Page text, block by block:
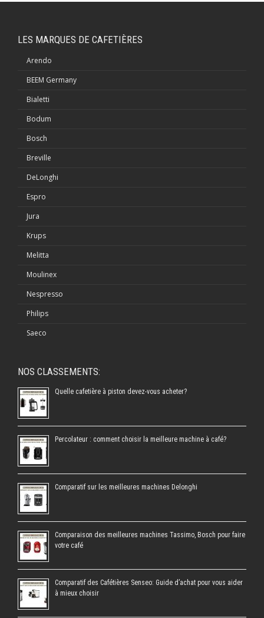
LES MARQUES DE CAFETIÈRES
Arendo
BEEM Germany
Bialetti
Bodum
Bosch
Breville
DeLonghi
Espro
Jura
Krups
Melitta
Moulinex
Nespresso
Philips
Saeco
NOS CLASSEMENTS:
Quelle cafetière à piston devez-vous acheter?
Percolateur : comment choisir la meilleure machine à café?
Comparatif sur les meilleures machines Delonghi
Comparaison des meilleures machines Tassimo, Bosch pour faire
votre café
Comparatif des Cafétières Senseo: Guide d’achat pour vous aider
à mieux choisir